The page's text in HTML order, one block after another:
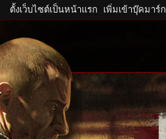
ตั้งเว็บไซต์เป็นหน้าแรก เพิ่มเข้าบุ๊คมาร์ก